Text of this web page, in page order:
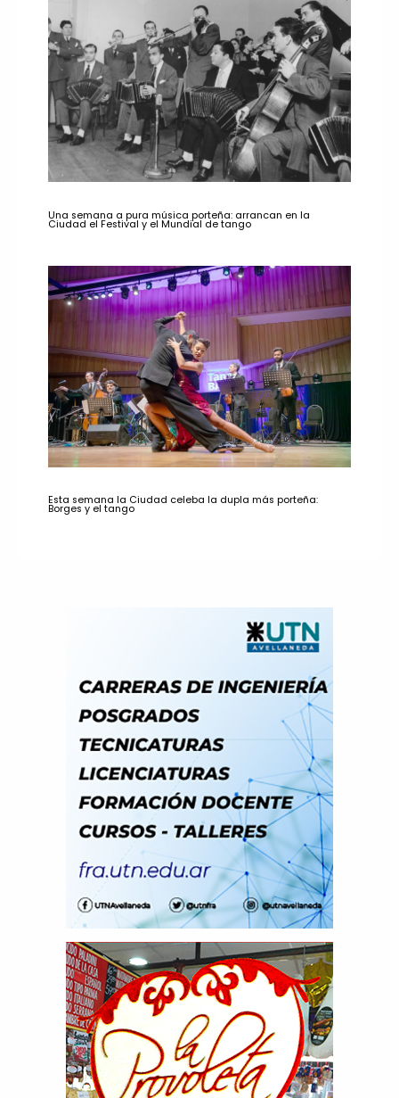
Una semana a pura música porteña: arrancan en la
Ciudad el Festival y el Mundial de tango
Esta semana la Ciudad celeba la dupla más porteña:
Borges y el tango